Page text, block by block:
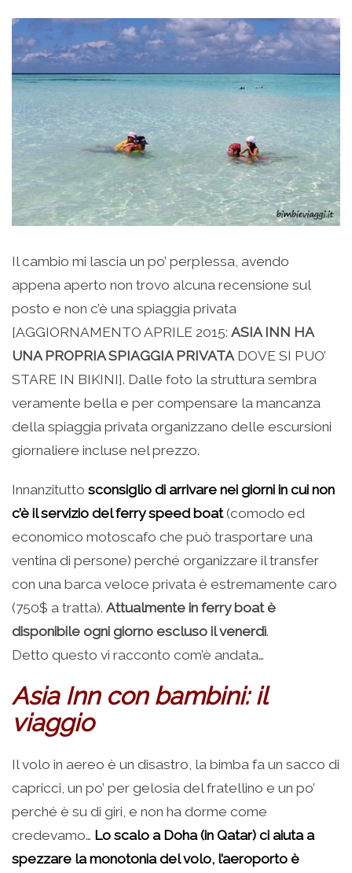
Il cambio mi lascia un po’ perplessa, avendo
appena aperto non trovo alcuna recensione sul
posto e non c’è una spiaggia privata
[AGGIORNAMENTO APRILE 2015: ASIA INN HA
UNA PROPRIA SPIAGGIA PRIVATADOVE SI PUO’
STARE IN BIKINI]. Dalle foto la struttura sembra
veramente bella e per compensare la mancanza
della spiaggia privata organizzano delle escursioni
giornaliere incluse nel prezzo.
Innanzitutto sconsiglio di arrivare nei giorni in cui non
c’è il servizio del ferry speed boat (comodo ed
economico motoscafo che può trasportare una
ventina di persone) perché organizzare il transfer
con una barca veloce privata è estremamente caro
(750$ a tratta). Attualmente in ferry boat è
disponibile ogni giorno escluso il venerdì.
Detto questo vi racconto com’è andata…
Asia Inn con bambini: il
viaggio
Il volo in aereo è un disastro, la bimba fa un sacco di
capricci, un po’ per gelosia del fratellino e un po’
perché è su di giri, e non ha dorme come
credevamo… Lo scalo a Doha (in Qatar) ci aiuta a
spezzare la monotonia del volo, l’aeroporto è